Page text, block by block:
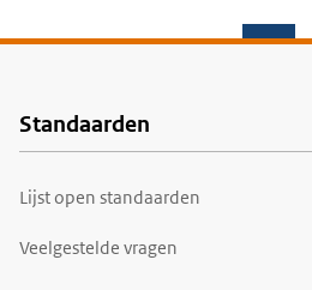
Voet
Standaarden
Lijst open standaarden
Veelgestelde vragen